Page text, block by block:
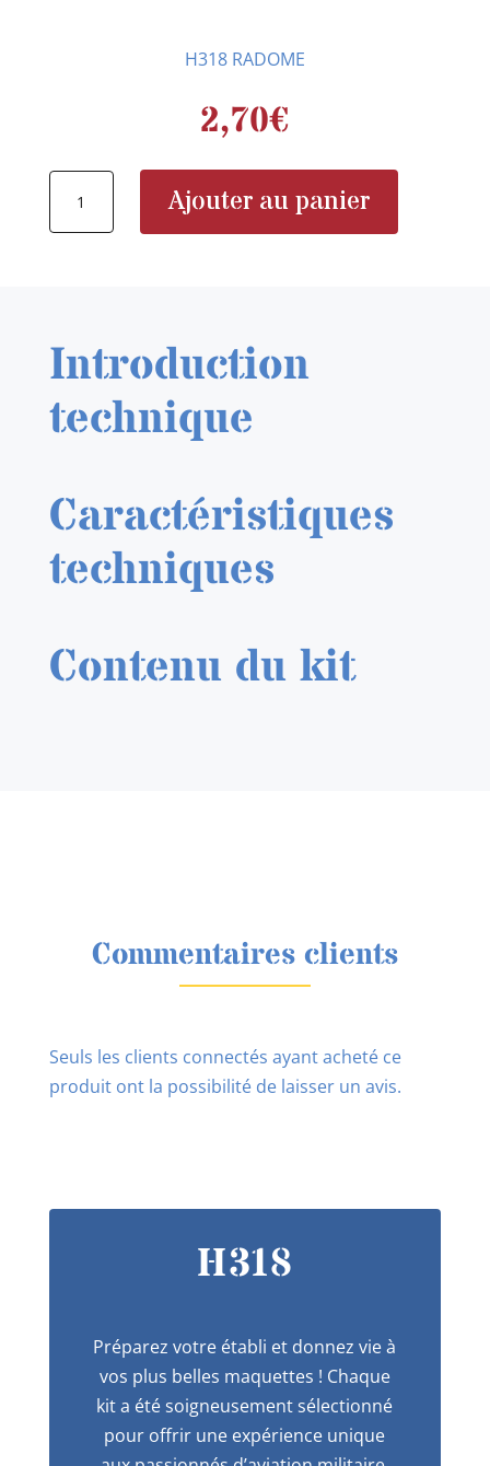
H318 RADOME
2,70€
Ajouter au panier
Introduction
technique
Caractéristiques
techniques
Contenu du kit
Commentaires clients
Seuls les clients connectés ayant acheté ce
produit ont la possibilité de laisser un avis.
H318
Préparez votre établi et donnez vie à
vos plus belles maquettes ! Chaque
kit a été soigneusement sélectionné
pour offrir une expérience unique